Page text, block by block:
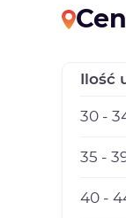
Ilość
30 -
35 -
40 -